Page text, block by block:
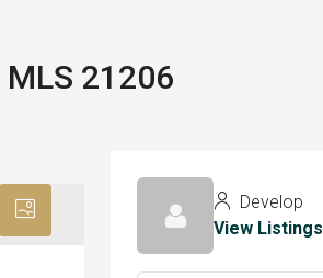
21206
Develop
View Listings